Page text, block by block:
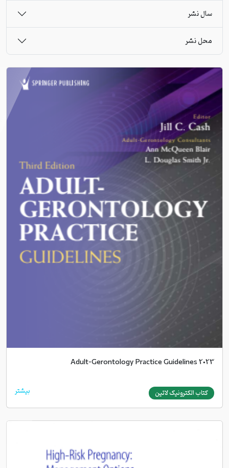
سال نشر
محل نشر
Adult-Gerontology Practice Guidelines 2023
کتاب الکترونیک لاتین بیشتر